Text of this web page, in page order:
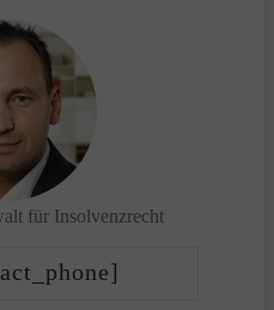
für Insolvenzrecht